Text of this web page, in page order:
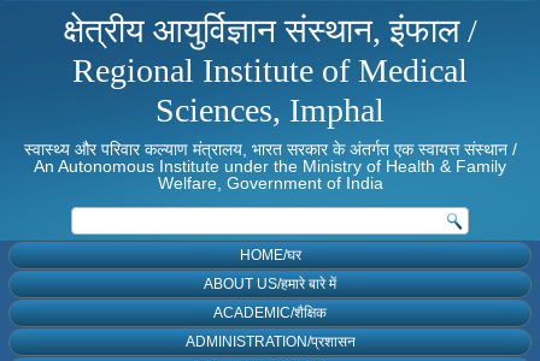
क्षेत्रीय आयुर्विज्ञान संस्थान, इंफाल /
Regional Institute of Medical
Sciences, Imphal
स्वास्थ्य और परिवार कल्याण मंत्रालय, भारत सरकार के अंतर्गत एक स्वायत्त संस्थान /
An Autonomous Institute under the Ministry of Health & Family
Welfare, Government of India
HOME/घर
ABOUT US/हमारे बारे में
ACADEMIC/शैक्षिक
ADMINISTRATION/प्रशासन